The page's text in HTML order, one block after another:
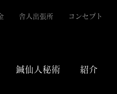
舎人出張所 コンセプト
鍼仙人秘術 紹介